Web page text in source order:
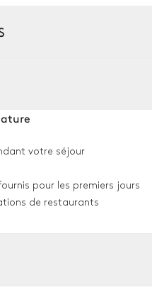
votre séjour
pour les premiers jours
de restaurants